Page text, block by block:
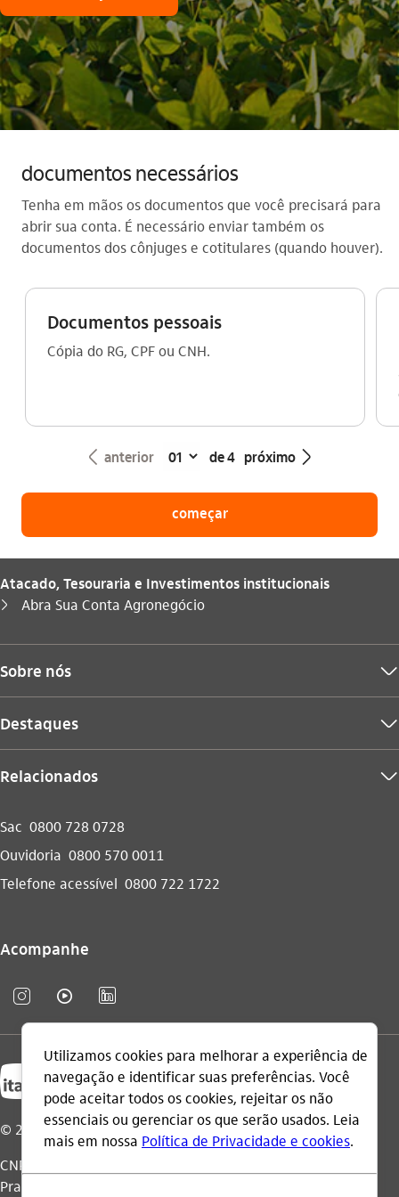
documentos necessários
Tenha em mãos os documentos que você precisará para
abrir sua conta. É necessário enviar também os
documentos dos cônjuges e cotitulares (quando houver).
Documentos pessoais
Cópia do RG, CPF ou CNH.
seta_esquerda anterior de 4 próximo seta_direita
começar
Atacado, Tesouraria e Investimentos institucionais
seta_direita
Você está aqui:
Abra Sua Conta Agronegócio
Sobre nós seta_baixo
Destaques seta_baixo
Relacionados seta_baixo
Sac 0800 728 0728
Ouvidoria 0800 570 0011
Telefone acessível 0800 722 1722
Acompanhe
instagram_outline video_outline linkedin_base
© 2026 Itaú Unibanco Holding S.A.
CNPJ: 60.872.504/0001-23
Praça Alfredo Egydio de Souza Aranha, 100, Torre Olavo